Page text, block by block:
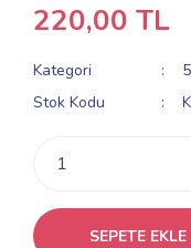
220,00 TL
Kategori
Stok Kodu
SEPETE EKLE